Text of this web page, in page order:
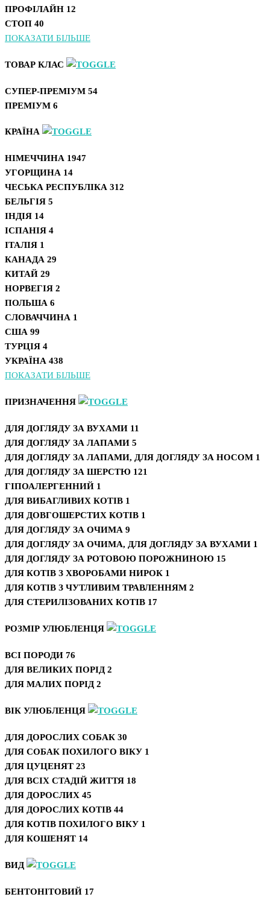
ПРОФІЛАЙН 12
СТОП 40
ПОКАЗАТИ БІЛЬШЕ
ТОВАР КЛАС
СУПЕР-ПРЕМІУМ 54
ПРЕМІУМ 6
КРАЇНА
НІМЕЧЧИНА 1947
УГОРЩИНА 14
ЧЕСЬКА РЕСПУБЛІКА 312
БЕЛЬГІЯ 5
ІНДІЯ 14
ІСПАНІЯ 4
ІТАЛІЯ 1
КАНАДА 29
КИТАЙ 29
НОРВЕГІЯ 2
ПОЛЬША 6
СЛОВАЧЧИНА 1
США 99
ТУРЦІЯ 4
УКРАЇНА 438
ПОКАЗАТИ БІЛЬШЕ
ПРИЗНАЧЕННЯ
ДЛЯ ДОГЛЯДУ ЗА ВУХАМИ 11
ДЛЯ ДОГЛЯДУ ЗА ЛАПАМИ 5
ДЛЯ ДОГЛЯДУ ЗА ЛАПАМИ, ДЛЯ ДОГЛЯДУ ЗА НОСОМ 1
ДЛЯ ДОГЛЯДУ ЗА ШЕРСТЮ 121
ГІПОАЛЕРГЕННИЙ 1
ДЛЯ ВИБАГЛИВИХ КОТІВ 1
ДЛЯ ДОВГОШЕРСТИХ КОТІВ 1
ДЛЯ ДОГЛЯДУ ЗА ОЧИМА 9
ДЛЯ ДОГЛЯДУ ЗА ОЧИМА, ДЛЯ ДОГЛЯДУ ЗА ВУХАМИ 1
ДЛЯ ДОГЛЯДУ ЗА РОТОВОЮ ПОРОЖНИНОЮ 15
ДЛЯ КОТІВ З ХВОРОБАМИ НИРОК 1
ДЛЯ КОТІВ З ЧУТЛИВИМ ТРАВЛЕННЯМ 2
ДЛЯ СТЕРИЛІЗОВАНИХ КОТІВ 17
РОЗМІР УЛЮБЛЕНЦЯ
ВСІ ПОРОДИ 76
ДЛЯ ВЕЛИКИХ ПОРІД 2
ДЛЯ МАЛИХ ПОРІД 2
ВІК УЛЮБЛЕНЦЯ
ДЛЯ ДОРОСЛИХ СОБАК 30
ДЛЯ СОБАК ПОХИЛОГО ВІКУ 1
ДЛЯ ЦУЦЕНЯТ 23
ДЛЯ ВСІХ СТАДІЙ ЖИТТЯ 18
ДЛЯ ДОРОСЛИХ 45
ДЛЯ ДОРОСЛИХ КОТІВ 44
ДЛЯ КОТІВ ПОХИЛОГО ВІКУ 1
ДЛЯ КОШЕНЯТ 14
ВИД
БЕНТОНІТОВИЙ 17